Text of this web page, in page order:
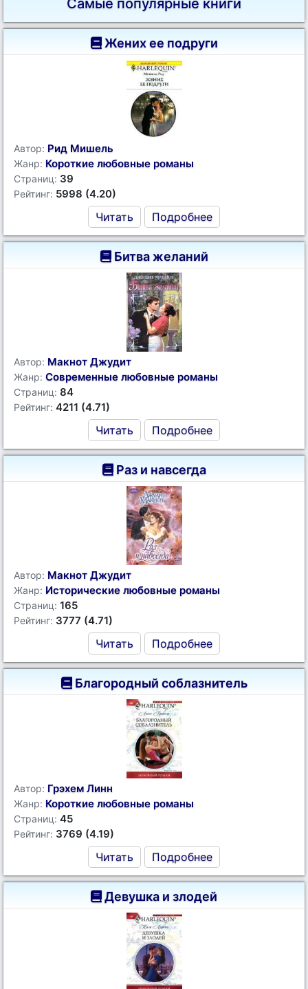
Самые популярные книги
Жених ее подруги
Автор: Рид Мишель
Жанр: Короткие любовные романы
Страниц: 39
Рейтинг: 5998 (4.20)
Читать Подробнее
Битва желаний
Автор: Макнот Джудит
Жанр: Современные любовные романы
Страниц: 84
Рейтинг: 4211 (4.71)
Читать Подробнее
Раз и навсегда
Автор: Макнот Джудит
Жанр: Исторические любовные романы
Страниц: 165
Рейтинг: 3777 (4.71)
Читать Подробнее
Благородный соблазнитель
Автор: Грэхем Линн
Жанр: Короткие любовные романы
Страниц: 45
Рейтинг: 3769 (4.19)
Читать Подробнее
Девушка и злодей